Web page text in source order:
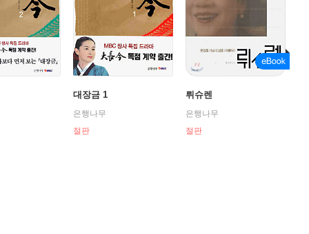
대장금 1
은행나무
절판
뤼슈렌
은행나무
절판